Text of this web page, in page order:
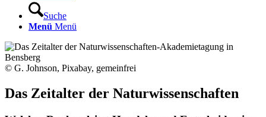
Suche
Menü Menü
© G. Johnson, Pixabay, gemeinfrei
Das Zeitalter der Naturwissenschaften